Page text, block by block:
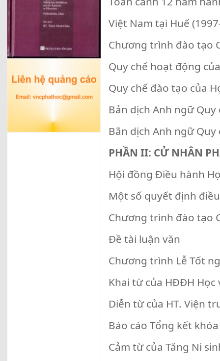
Việt Nam tại Huế
Chương trình đào tạo
Quy chế hoạt động
Quy chế đào tạo của
Bản dịch Anh ngữ
Bãn dịch Anh ngữ
PHẦN II: CỬ NHÂN
Hội đồng Điều hành
Một số quyết định
Chương trình đào tạo
Đề tài luận văn
Chương trình Lễ Tốt
Khai từ của HĐĐH Học
Diễn từ của HT. Viện
Báo cáo Tổng kết
Cảm từ của Tăng Ni